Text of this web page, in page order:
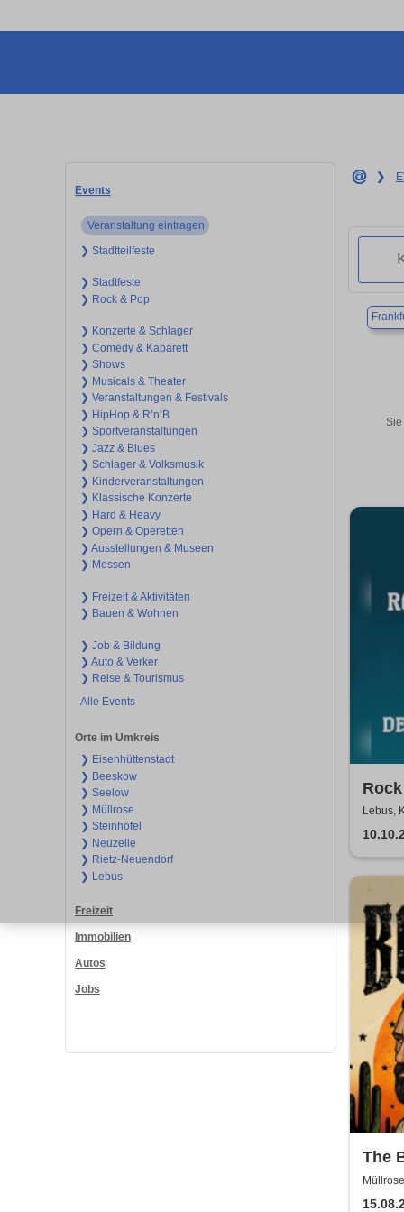
Events
Veranstaltung eintragen
❯ Stadtteilfeste
❯ Stadtfeste
❯ Rock & Pop
❯ Konzerte & Schlager
❯ Comedy & Kabarett
❯ Shows
❯ Musicals & Theater
❯ Veranstaltungen & Festivals
❯ HipHop & R’n‘B
❯ Sportveranstaltungen
❯ Jazz & Blues
❯ Schlager & Volksmusik
❯ Kinderveranstaltungen
❯ Klassische Konzerte
❯ Hard & Heavy
❯ Opern & Operetten
❯ Ausstellungen & Museen
❯ Messen
❯ Freizeit & Aktivitäten
❯ Bauen & Wohnen
❯ Job & Bildung
❯ Auto & Verker
❯ Reise & Tourismus
Alle Events
Orte im Umkreis
❯ Eisenhüttenstadt
❯ Beeskow
❯ Seelow
❯ Müllrose
❯ Steinhöfel
❯ Neuzelle
❯ Rietz-Neuendorf
❯ Lebus
Freizeit
Immobilien
Autos
Jobs
❯
Lebus,
The